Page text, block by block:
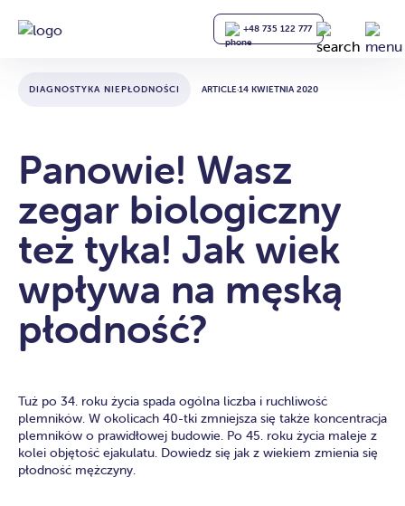
+48 735 122 777
DIAGNOSTYKA NIEPŁODNOŚCI ARTICLE·14 KWIETNIA 2020
Panowie! Wasz
zegar biologiczny
też tyka! Jak wiek
wpływa na męską
płodność?
Tuż po 34. roku życia spada ogólna liczba i ruchliwość
plemników. W okolicach 40-tki zmniejsza się także koncentracja
plemników o prawidłowej budowie. Po 45. roku życia maleje z
kolei objętość ejakulatu. Dowiedz się jak z wiekiem zmienia się
płodność mężczyny.